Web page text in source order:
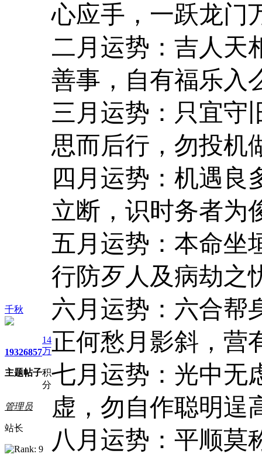
千秋
1932
主题
6857
帖子
14
万
积
分
管理员
站长
心应手，一跃龙门
二月运势：吉人天
善事，自有福乐入
三月运势：只宜守
思而后行，勿投机
四月运势：机遇良
立断，识时务者为
五月运势：本命坐
行防歹人及病劫之
六月运势：六合帮
正何愁月影斜，营
七月运势：光中无
虚，勿自作聪明逞
八月运势：平顺莫